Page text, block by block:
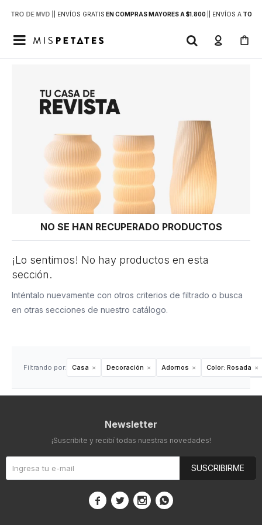
DE MVD | | ENVÍOS GRATIS EN COMPRAS MAYORES A $1.800 | ENVÍOS ATODO

NO SE HAN RECUPERADO PRODUCTOS
¡Lo sentimos! No hay productos en esta
sección.
Inténtalo nuevamente con otros criterios de filtrado o busca
en otras secciones de nuestro catálogo.
Filtrando por: Casa Decoración Adornos Color: Rosada
Newsletter
¡Suscribite y recibí todas nuestras novedades!
SUSCRIBIRME
   